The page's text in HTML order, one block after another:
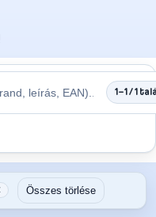
1–1 / 1
Összes törlése